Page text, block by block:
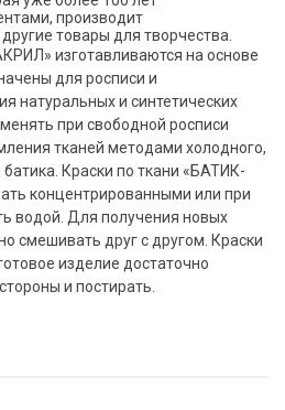
производит
товары для творчества.
изготавливаются на основе
для росписи и
натуральных и синтетических
при свободной росписи
тканей методами холодного,
Краски по ткани «БАТИК-
концентрированными или при
водой. Для получения новых
смешивать друг с другом. Краски
изделие достаточно
и постирать.